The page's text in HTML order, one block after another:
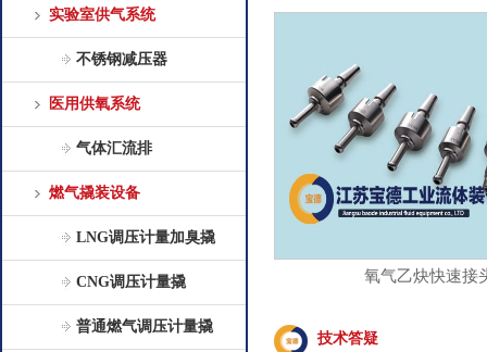
实验室供气系统
不锈钢减压器
医用供氧系统
气体汇流排
燃气撬装设备
LNG调压计量加臭撬
CNG调压计量撬
普通燃气调压计量撬
氧气乙炔快速接
技术答疑